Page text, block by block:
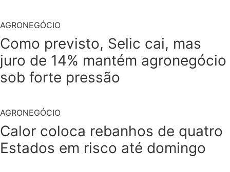
AGRONEGÓCIO
Como previsto, Selic cai, mas
juro de 14% mantém agronegócio
sob forte pressão
AGRONEGÓCIO
Calor coloca rebanhos de quatro
Estados em risco até domingo